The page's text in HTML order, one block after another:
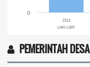
2313
LAKI-LAKI
0
PEMERINTAH DESA